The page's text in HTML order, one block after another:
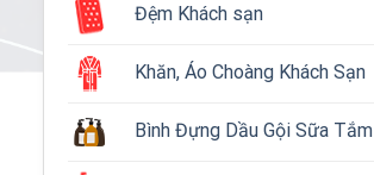
Đệm Khách sạn
Khăn, Áo Choàng Khách Sạn
Bình Đựng Dầu Gội Sữa Tắm